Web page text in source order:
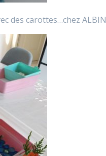
des carottes…chez ALBIN